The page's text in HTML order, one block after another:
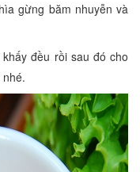
gừng băm nhuyễn và
đều rồi sau đó cho